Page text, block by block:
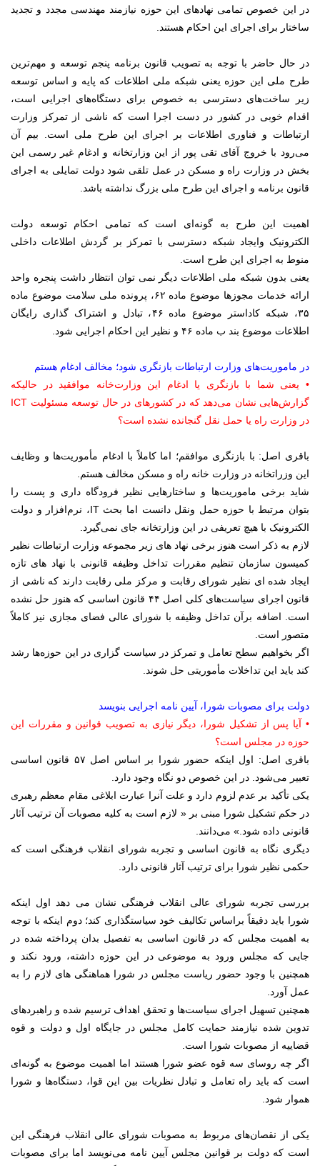
در این خصوص تمامی نهادهای این حوزه نیازمند مهندسی مجدد و تجدید
ساختار برای اجرای این احکام هستند.
در حال حاضر با توجه به تصویب قانون برنامه پنجم توسعه و مهم‌ترین
طرح ملی این حوزه یعنی شبکه ملی اطلاعات که پایه و اساس توسعه
زیر ساخت‌های دسترسی به خصوص برای دستگاه‌های اجرایی است،
اقدام خوبی در کشور در دست اجرا است که ناشی از تمرکز وزارت
ارتباطات و فناوری اطلاعات بر اجرای این طرح ملی است. بیم آن
می‌رود با خروج آقای تقی پور از این وزارتخانه و ادغام غیر رسمی این
بخش در وزارت راه و مسکن در عمل تلقی شود دولت تمایلی به اجرای
قانون برنامه و اجرای این طرح ملی بزرگ نداشته باشد.
اهمیت این طرح به گونه‌ای است که تمامی احکام توسعه دولت
الکترونیک وایجاد شبکه دسترسی با تمرکز بر گردش اطلاعات داخلی
منوط به اجرای این طرح است.
یعنی بدون شبکه ملی اطلاعات دیگر نمی توان انتظار داشت پنجره واحد
ارائه خدمات مجوزها موضوع ماده ۶۲، پرونده ملی سلامت موضوع ماده
۳۵، شبکه کاداستر موضوع ماده ۴۶، تبادل و اشتراک گذاری رایگان
اطلاعات موضوع بند ب ماده ۴۶ و نظیر این احکام اجرایی شود.
در ماموریت‌های وزارت ارتباطات بازنگری شود؛ مخالف ادغام هستم
• یعنی شما با بازنگری یا ادغام این وزارت‌خانه موافقید در حالیکه
گزارش‌هایی نشان می‌دهد که در کشورهای در حال توسعه مسئولیت ICT
در وزارت راه یا حمل نقل گنجانده نشده است؟
باقری اصل: با بازنگری موافقم؛ اما کاملاً با ادغام مأموریت‌ها و وظایف
این وزراتخانه در وزارت خانه راه و مسکن مخالف هستم.
شاید برخی ماموریت‌ها و ساختارهایی نظیر فرودگاه داری و پست را
بتوان مرتبط با حوزه حمل ونقل دانست اما بحث IT، نرم‌افزار و دولت
الکترونیک با هیچ تعریفی در این وزارتخانه جای نمی‌گیرد.
لازم به ذکر است هنوز برخی نهاد های زیر مجموعه وزارت ارتباطات نظیر
کمیسون سازمان تنظیم مقررات تداخل وظیفه قانونی با نهاد های تازه
ایجاد شده ای نظیر شورای رقابت و مرکز ملی رقابت دارند که ناشی از
قانون اجرای سیاست‌های کلی اصل ۴۴ قانون اساسی که هنوز حل نشده
است. اضافه برآن تداخل وظیفه با شورای عالی فضای مجازی نیز کاملاً
متصور است.
اگر بخواهیم سطح تعامل و تمرکز در سیاست گزاری در این حوزه‌ها رشد
کند باید این تداخلات مأموریتی حل شوند.
دولت برای مصوبات شورا، آیین نامه اجرایی بنویسد
• آیا پس از تشکیل شورا، دیگر نیازی به تصویب قوانین و مقررات این
حوزه در مجلس است؟
باقری اصل: اول اینکه حضور شورا بر اساس اصل ۵۷ قانون اساسی
تعبیر می‌شود. در این خصوص دو نگاه وجود دارد.
یکی تأکید بر عدم لزوم دارد و علت آنرا عبارت ابلاغی مقام معظم رهبری
در حکم تشکیل شورا مبنی بر « لازم است به کلیه‌ مصوبات آن ترتیب آثار
قانونی داده شود.» می‌دانند.
دیگری نگاه به قانون اساسی و تجربه شورای انقلاب فرهنگی است که
حکمی نظیر شورا برای ترتیب آثار قانونی دارد.
بررسی تجربه شورای عالی انقلاب فرهنگی نشان می دهد اول اینکه
شورا باید دقیقاً براساس تکالیف خود سیاستگذاری کند؛ دوم اینکه با توجه
به اهمیت مجلس که در قانون اساسی به تفصیل بدان پرداخته شده در
جایی که مجلس ورود به موضوعی در این حوزه داشته، ورود نکند و
همچنین با وجود حضور ریاست مجلس در شورا هماهنگی های لازم را به
عمل آورد.
همچنین تسهیل اجرای سیاست‌ها و تحقق اهداف ترسیم شده و راهبردهای
تدوین شده نیازمند حمایت کامل مجلس در جایگاه اول و دولت و قوه
قضاییه از مصوبات شورا است.
اگر چه روسای سه قوه عضو شورا هستند اما اهمیت موضوع به گونه‌ای
است که باید راه تعامل و تبادل نظریات بین این قوا، دستگاه‌ها و شورا
هموار شود.
یکی از نقصان‌های مربوط به مصوبات شورای عالی انقلاب فرهنگی این
است که دولت بر قوانین مجلس آیین نامه می‌نویسد اما برای مصوبات